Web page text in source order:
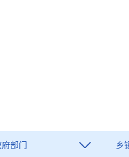
部门 乡